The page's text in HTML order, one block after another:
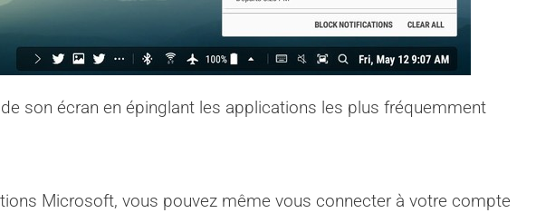
son écran en épinglant les applications les plus fréquemment
Microsoft, vous pouvez même vous connecter à votre compte